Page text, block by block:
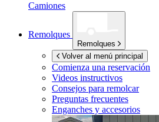
Camiones
Remolques
Remolques
Volver al menú principal
Comienza una reservación
Videos instructivos
Consejos para remolcar
Preguntas frecuentes
Enganches y accesorios